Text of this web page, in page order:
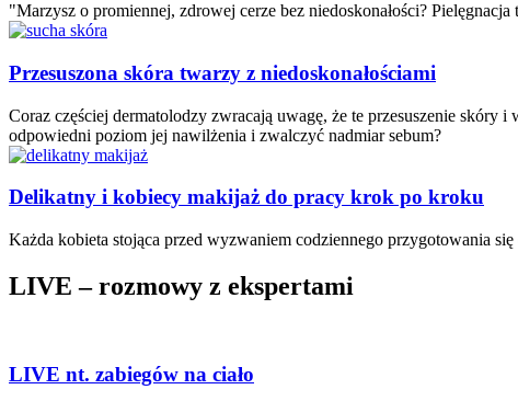
"Marzysz o promiennej, zdrowej cerze bez niedoskonałości?
Przesuszona skóra twarzy z niedoskonałościami
Coraz częściej dermatolodzy zwracają uwagę, że te przesuszenie skóry
odpowiedni poziom jej nawilżenia i zwalczyć nadmiar sebum?
Delikatny i kobiecy makijaż do pracy krok po kroku
Każda kobieta stojąca przed wyzwaniem codziennego przygotowania
LIVE – rozmowy z ekspertami
LIVE nt. zabiegów na ciało